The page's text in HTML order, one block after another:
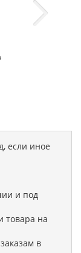
если иное
и под
товара на
в